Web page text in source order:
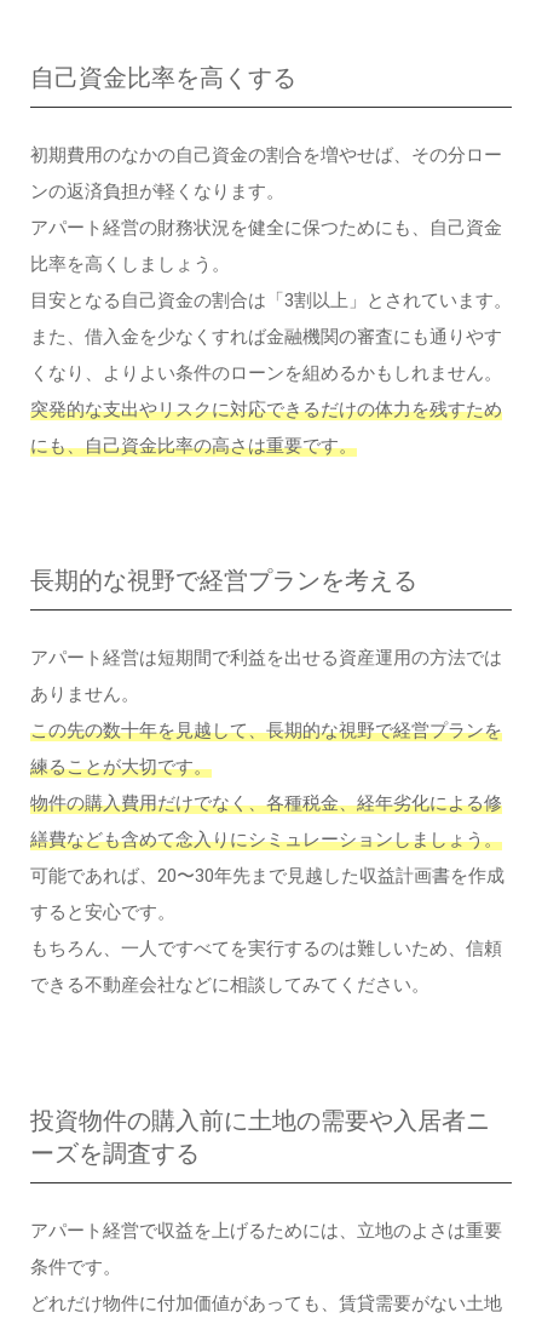
自己資金比率を高くする
初期費用のなかの自己資金の割合を増やせば、その分ロー
ンの返済負担が軽くなります。
アパート経営の財務状況を健全に保つためにも、自己資金
比率を高くしましょう。
目安となる自己資金の割合は「3割以上」とされています。
また、借入金を少なくすれば金融機関の審査にも通りやす
くなり、よりよい条件のローンを組めるかもしれません。
突発的な支出やリスクに対応できるだけの体力を残すため
にも、自己資金比率の高さは重要です。
長期的な視野で経営プランを考える
アパート経営は短期間で利益を出せる資産運用の方法では
ありません。
この先の数十年を見越して、長期的な視野で経営プランを
練ることが大切です。
物件の購入費用だけでなく、各種税金、経年劣化による修
繕費なども含めて念入りにシミュレーションしましょう。
可能であれば、20〜30年先まで見越した収益計画書を作成
すると安心です。
もちろん、一人ですべてを実行するのは難しいため、信頼
できる不動産会社などに相談してみてください。
投資物件の購入前に土地の需要や入居者ニ
ーズを調査する
アパート経営で収益を上げるためには、立地のよさは重要
条件です。
どれだけ物件に付加価値があっても、賃貸需要がない土地